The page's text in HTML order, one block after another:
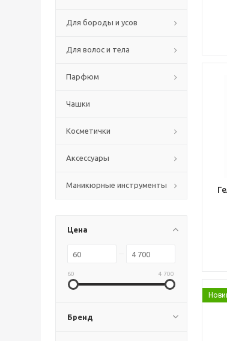
Для бороды и усов
Для волос и тела
Парфюм
Чашки
Косметички
Аксессуары
Маникюрные инструменты
Цена
60 4 700
Бренд